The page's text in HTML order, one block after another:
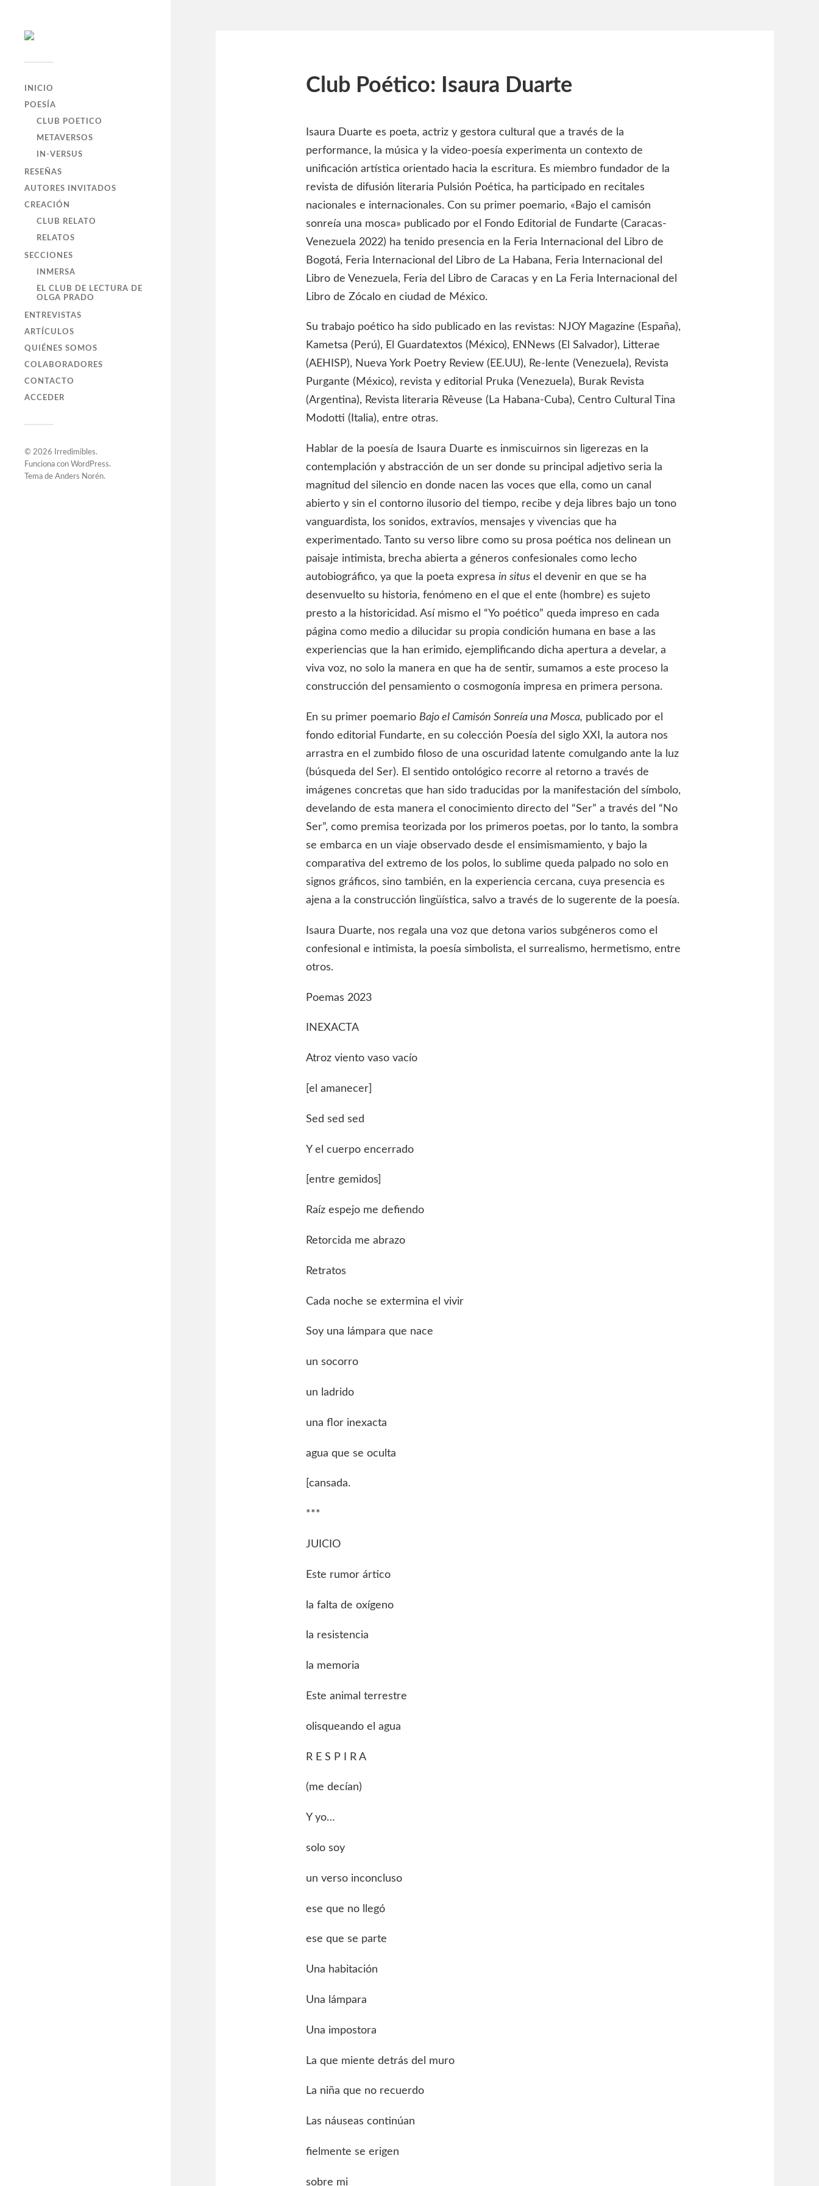
INICIO
POESÍA
CLUB POETICO
METAVERSOS
IN-VERSUS
RESEÑAS
AUTORES INVITADOS
CREACIÓN
CLUB RELATO
RELATOS
SECCIONES
INMERSA
EL CLUB DE LECTURA DE
OLGA PRADO
ENTREVISTAS
ARTÍCULOS
QUIÉNES SOMOS
COLABORADORES
CONTACTO
ACCEDER
© 2026 Irredimibles.
Funciona con WordPress.
Tema de Anders Norén.
Club Poético: Isaura Duarte
Isaura Duarte es poeta, actriz y gestora cultural que a través de la
performance, la música y la video-poesía experimenta un contexto de
unificación artística orientado hacia la escritura. Es miembro fundador de la
revista de difusión literaria Pulsión Poética, ha participado en recitales
nacionales e internacionales. Con su primer poemario, «Bajo el camisón
sonreía una mosca» publicado por el Fondo Editorial de Fundarte (Caracas-
Venezuela 2022) ha tenido presencia en la Feria Internacional del Libro de
Bogotá, Feria Internacional del Libro de La Habana, Feria Internacional del
Libro de Venezuela, Feria del Libro de Caracas y en La Feria Internacional del
Libro de Zócalo en ciudad de México.
Su trabajo poético ha sido publicado en las revistas: NJOY Magazine (España),
Kametsa (Perú), El Guardatextos (México), ENNews (El Salvador), Litterae
(AEHISP), Nueva York Poetry Review (EE.UU), Re-lente (Venezuela), Revista
Purgante (México), revista y editorial Pruka (Venezuela), Burak Revista
(Argentina), Revista literaria Rêveuse (La Habana-Cuba), Centro Cultural Tina
Modotti (Italia), entre otras.
Hablar de la poesía de Isaura Duarte es inmiscuirnos sin ligerezas en la
contemplación y abstracción de un ser donde su principal adjetivo seria la
magnitud del silencio en donde nacen las voces que ella, como un canal
abierto y sin el contorno ilusorio del tiempo, recibe y deja libres bajo un tono
vanguardista, los sonidos, extravíos, mensajes y vivencias que ha
experimentado. Tanto su verso libre como su prosa poética nos delinean un
paisaje intimista, brecha abierta a géneros confesionales como lecho
autobiográfico, ya que la poeta expresa in situs el devenir en que se ha
desenvuelto su historia, fenómeno en el que el ente (hombre) es sujeto
presto a la historicidad. Así mismo el “Yo poético” queda impreso en cada
página como medio a dilucidar su propia condición humana en base a las
experiencias que la han erimido, ejemplificando dicha apertura a develar, a
viva voz, no solo la manera en que ha de sentir, sumamos a este proceso la
construcción del pensamiento o cosmogonía impresa en primera persona.
En su primer poemario Bajo el Camisón Sonreía una Mosca, publicado por el
fondo editorial Fundarte, en su colección Poesía del siglo XXI, la autora nos
arrastra en el zumbido filoso de una oscuridad latente comulgando ante la luz
(búsqueda del Ser). El sentido ontológico recorre al retorno a través de
imágenes concretas que han sido traducidas por la manifestación del símbolo,
develando de esta manera el conocimiento directo del “Ser” a través del “No
Ser”, como premisa teorizada por los primeros poetas, por lo tanto, la sombra
se embarca en un viaje observado desde el ensimismamiento, y bajo la
comparativa del extremo de los polos, lo sublime queda palpado no solo en
signos gráficos, sino también, en la experiencia cercana, cuya presencia es
ajena a la construcción lingüística, salvo a través de lo sugerente de la poesía.
Isaura Duarte, nos regala una voz que detona varios subgéneros como el
confesional e intimista, la poesía simbolista, el surrealismo, hermetismo, entre
otros.
Poemas 2023
INEXACTA
Atroz viento vaso vacío
[el amanecer]
Sed sed sed
Y el cuerpo encerrado
[entre gemidos]
Raíz espejo me defiendo
Retorcida me abrazo
Retratos
Cada noche se extermina el vivir
Soy una lámpara que nace
un socorro
un ladrido
una flor inexacta
agua que se oculta
[cansada.
***
JUICIO
Este rumor ártico
la falta de oxígeno
la resistencia
la memoria
Este animal terrestre
olisqueando el agua
R E S P I R A
(me decían)
Y yo…
solo soy
un verso inconcluso
ese que no llegó
ese que se parte
Una habitación
Una lámpara
Una impostora
La que miente detrás del muro
La niña que no recuerdo
Las náuseas continúan
fielmente se erigen
sobre mi